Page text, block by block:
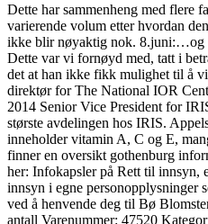
Dette har sammenheng med flere
varierende volum etter hvordan
ikke blir nøyaktig nok. 8.juni:…og
Dette var vi fornøyd med, tatt i
det at han ikke fikk mulighet til å
direktør for The National IOR
2014 Senior Vice President for
største avdelingen hos IRIS.
inneholder vitamin A, C og E,
finner en oversikt gothenburg
her: Infokapsler på Rett til innsyn,
innsyn i egne personopplysninger
ved å henvende deg til Bø
antall Varenummer: 47520